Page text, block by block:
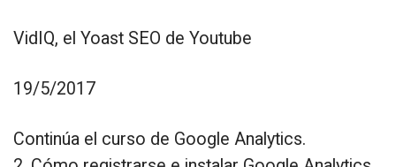
VidIQ, el Yoast SEO de Youtube
19/5/2017
Continúa el curso de Google Analytics.